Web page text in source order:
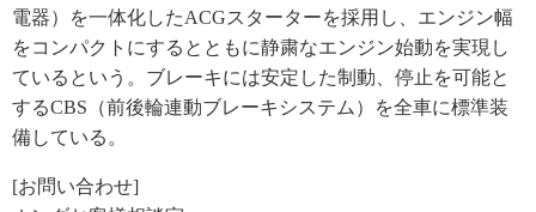
電器）を一体化したACGスターターを採用し、エンジン幅
をコンパクトにするとともに静粛なエンジン始動を実現し
ているという。ブレーキには安定した制動、停止を可能と
するCBS（前後輪連動ブレーキシステム）を全車に標準装
備している。
[お問い合わせ]